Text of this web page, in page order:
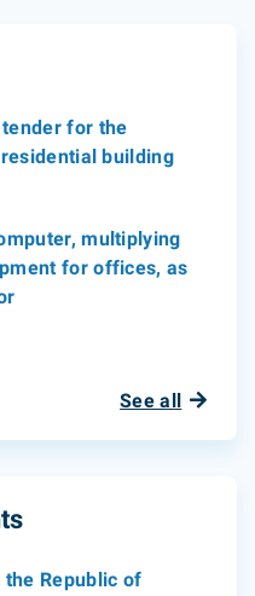
tender for the
building
multiplying
for offices, as
See all
Republic of